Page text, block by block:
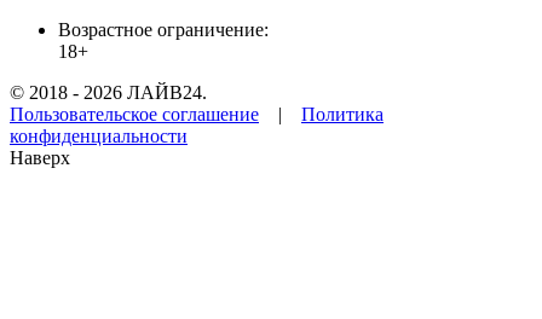
Возрастное ограничение:
18+
© 2018 - 2026 ЛАЙВ24.
Пользовательское соглашение | Политика
конфиденциальности
Наверх